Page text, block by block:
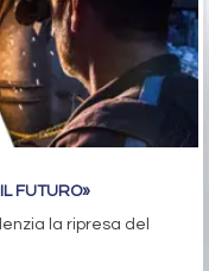
FUTURO»
la ripresa del